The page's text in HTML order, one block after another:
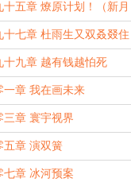
十五章 燎原计划！（新月
）
十七章 杜雨生又双叒叕住
十九章 越有钱越怕死
一章 我在画未来
三章 寰宇视界
五章 演双簧
七章 冰河预案